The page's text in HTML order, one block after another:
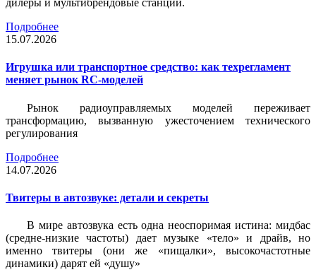
дилеры и мультибрендовые станции.
Подробнее
15.07.2026
Игрушка или транспортное средство: как техрегламент
меняет рынок RC-моделей
Рынок радиоуправляемых моделей переживает
трансформацию, вызванную ужесточением технического
регулирования
Подробнее
14.07.2026
Твитеры в автозвуке: детали и секреты
В мире автозвука есть одна неоспоримая истина: мидбас
(средне-низкие частоты) дает музыке «тело» и драйв, но
именно твитеры (они же «пищалки», высокочастотные
динамики) дарят ей «душу»